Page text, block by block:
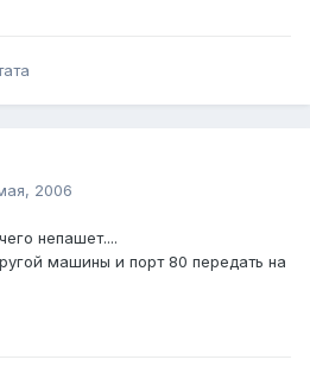
2006
непашет....
машины и порт 80 передать на